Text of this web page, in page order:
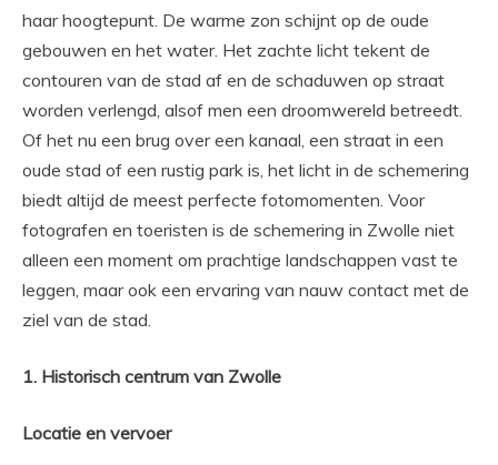
haar hoogtepunt. De warme zon schijnt op de oude
gebouwen en het water. Het zachte licht tekent de
contouren van de stad af en de schaduwen op straat
worden verlengd, alsof men een droomwereld betreedt.
Of het nu een brug over een kanaal, een straat in een
oude stad of een rustig park is, het licht in de schemering
biedt altijd de meest perfecte fotomomenten. Voor
fotografen en toeristen is de schemering in Zwolle niet
alleen een moment om prachtige landschappen vast te
leggen, maar ook een ervaring van nauw contact met de
ziel van de stad.
1. Historisch centrum van Zwolle
Locatie en vervoer